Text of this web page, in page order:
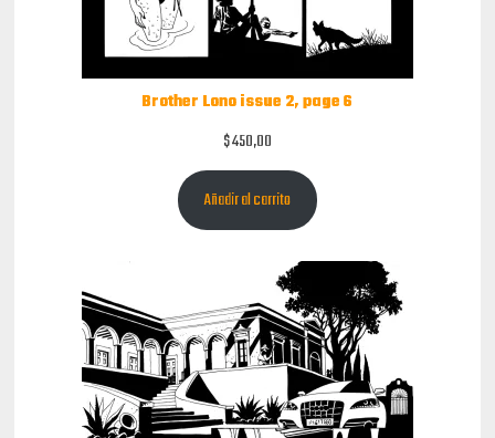
Brother Lono issue 2, page 6
$450,00
Añadir al carrito